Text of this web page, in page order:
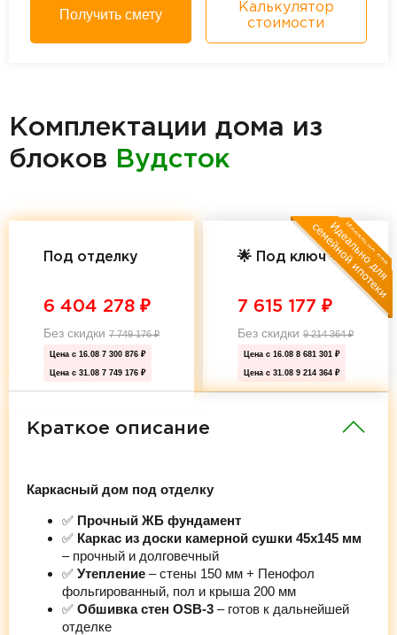
Получить смету
Калькулятор
стоимости
Комплектации дома из
блоков Вудсток
Под отделку
6 404 278 ₽
Без скидки 7 749 176₽
Цена с 16.08 7 300 876 ₽
Цена с 31.08 7 749 176 ₽
🌟 Под ключ 🌟
7 615 177 ₽
Без скидки 9 214 364₽
Цена с 16.08 8 681 301 ₽
Цена с 31.08 9 214 364 ₽
Краткое описание
Каркасный дом под отделку
✅ Прочный ЖБ фундамент
✅ Каркас из доски камерной сушки 45х145 мм
– прочный и долговечный
✅ Утепление – стены 150 мм + Пенофол
фольгированный, пол и крыша 200 мм
✅ Обшивка стен OSB-3 – готов к дальнейшей
отделке